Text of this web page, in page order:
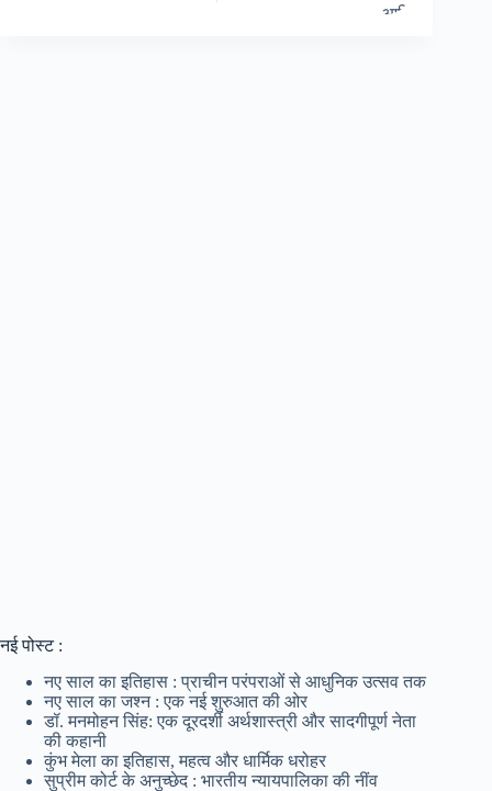
नई पोस्ट :
नए साल का इतिहास : प्राचीन परंपराओं से आधुनिक उत्सव तक
नए साल का जश्न : एक नई शुरुआत की ओर
डॉ. मनमोहन सिंह: एक दूरदर्शी अर्थशास्त्री और सादगीपूर्ण नेता
की कहानी
कुंभ मेला का इतिहास, महत्व और धार्मिक धरोहर
सुप्रीम कोर्ट के अनुच्छेद : भारतीय न्यायपालिका की नींव